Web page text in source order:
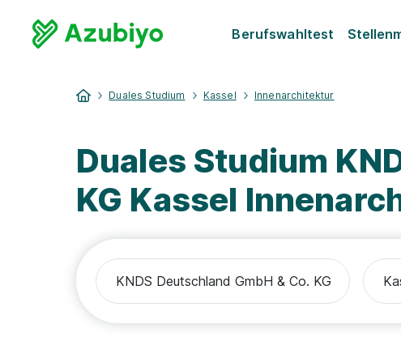
Berufswahltest
Duales Studium Kassel Innenarchitektur
Duales Studium
KG Kassel